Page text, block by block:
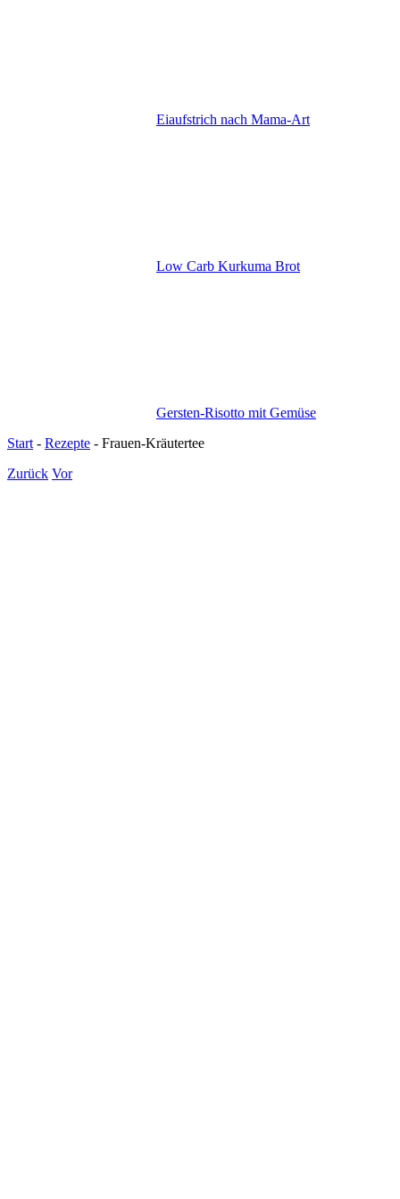
Eiaufstrich nach Mama-Art
Low Carb Kurkuma Brot
Gersten-Risotto mit Gemüse
Start - Rezepte - Frauen-Kräutertee
Zurück Vor